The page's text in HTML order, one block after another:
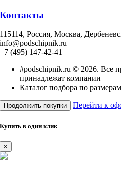
Контакты
115114, Россия, Москва,
info@podschipnik.ru
+7 (495) 147-42-41
#podschipnik.ru © 2026. Все
принадлежат компании
Каталог подбора по
Продолжить покупки Перейти к
Купить в один клик
×